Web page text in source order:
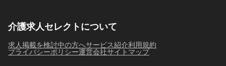
介護求人セレクトについて
求人掲載を検討中の方へサービス紹介利用規約
プライバシーポリシー運営会社サイトマップ